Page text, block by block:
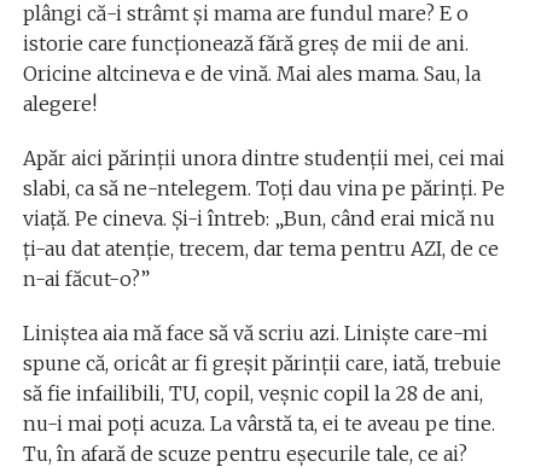
plângi că-i strâmt și mama are fundul mare? E o
istorie care funcționează fără greș de mii de ani.
Oricine altcineva e de vină. Mai ales mama. Sau, la
alegere!
Apăr aici părinții unora dintre studenții mei, cei mai
slabi, ca să ne-ntelegem. Toți dau vina pe părinți. Pe
viață. Pe cineva. Și-i întreb: „Bun, când erai mică nu
ți-au dat atenție, trecem, dar tema pentru AZI, de ce
n-ai făcut-o?”
Liniștea aia mă face să vă scriu azi. Liniște care-mi
spune că, oricât ar fi greșit părinții care, iată, trebuie
să fie infailibili, TU, copil, veșnic copil la 28 de ani,
nu-i mai poți acuza. La vârstă ta, ei te aveau pe tine.
Tu, în afară de scuze pentru eșecurile tale, ce ai?